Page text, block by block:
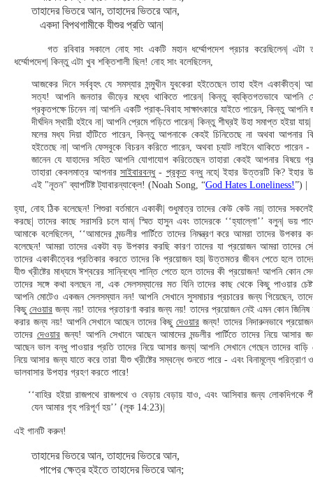
তাহাদের ভিতরে আন, তাহাদের ভিতরে আন,
একদা বিপথগামীকে যীশুর প্রতি আন|
গত রবিবার সকালে নোহ সাং একটি মহান ধর্ম্মোপদেশ প্রচার করেছিলেন| এটা
ধর্ম্মোপদেশ| কিন্তু এটা খুব শক্তিশালী ছিল! নোহ সাং বলেছিলেন,
আজকের দিনে সর্ববৃহৎ যে সমস্যার সন্মুখীন যুবকেরা হইতেছেন তাহা হইল একাকীত্ব|
সত্য! আপনি জনতার ভীড়ের মধ্যে থাকিতে পারেন| কিন্তু ব্যক্তিগতভাবে আপনি
প্রকৃতপক্ষে চিনেন না| আপনি একটি প্রাক্-বিবাহ সাক্ষাৎকারে যাইতে পারেন, কিন্তু আপনি
দীর্ঘদিন স্থায়ী হইবে না| আপনি প্রেমে পড়িতে পারেন| কিন্তু শীঘ্রই উহা সমাপ্ত হইয়া
মলের মধ্য দিয়া হাঁটিতে পারেন, কিন্তু আপনাকে কেহই চিনিতেছে না অথবা আপনার
হইতেছে না| আপনি ফেসবুকে বিচরন করিতে পারেন, অথবা চ্যাট লাইনে থাকিতে পারেন
জানেন যে যাহাদের সহিত আপনি যোগাযোগ করিতেছেন তাহারা কেহই আপনার বিষয়ে
তাহারা কেবলমাত্র আপনার সাইবারবন্ধু- প্রকৃতবন্ধু নহে| ইহার উত্তরটি কি? ইহার
এই "নূতন" ব্যাপটিষ্ট ট্যাবারন্যাক্লে! (Noah Song, “God Hates Loneliness!”) |
হ্যা, নোহ ঠিক বলেছেন! শিশুরা বর্তমানে একাকী| শুধুমাত্র তাদের কেউ কেউ নয়| তাদের
করছে| তাদের কাছে সরাসরি চলে যান| স্মিত হাসুন এবং তাদেরকে ‘‘হ্যাল্লো’’ বলুন| ভয়
আমাকে বলেছিলেন, ‘‘আমাদের মন্ডলীর পার্টিতে তাদের নিমন্ত্রণ করে আমরা তাদের উপকার
বলেছেন! আমরা তাদের একটা বড় উপকার করছি কারণ তাদের যা প্রয়োজন আমরা তাদের
তাদের একাকীত্বের প্রতিকার করতে তাদের কি প্রয়োজন হয়| উত্তমতর জীবন পেতে হলে
যীশু খ্রীষ্টের মাধ্যমে ঈশ্বরের সান্নিধ্যে শান্তি পেতে হলে তাদের কী প্রয়োজন! আপনি কোন
তাদের সঙ্গে কথা বলছেন না, এক সেলসম্যানের মত যিনি তাদের কাছ থেকে কিছু পাওয়ার
আপনি মোটেও একজন সেলসম্যান নন! আপনি সেখানে সুসমাচার প্রচারের জন্য গিয়েছেন,
কিছুনেওয়ার জন্য নয়! তাদের প্রতারণা করার জন্য নয়! তাদের প্রয়োজন নেই এমন কোন জিনিষ
করার জন্য নয়! আপনি সেখানে আছেন তাদের কিছু দেওয়ারজন্য! তাদের নিদারুনভাবে
তাদের দেওয়ার জন্য! আপনি সেখানে আছেন আমাদের মন্ডলীর পার্টিতে তাদের নিয়ে আসার
আছেন ভাল বন্ধু পাওয়ার প্রতি তাদের নিয়ে আসার জন্য| আপনি সেখানে গেছেন তাদের বাড়ি
নিয়ে আসার জন্য যাতে করে তারা যীশু খ্রীষ্টের সম্বন্ধে শুনতে পারে - এবং বিনামূল্যে
ভালবাসার উপহার গ্রহণ করতে পারে!
‘‘বাহির হইয়া রাজপথে রাজপথে ও বেড়ায় বেড়ায় যাও, এবং আসিবার জন্য লোকদিগকে
যেন আমার গৃহ পরিপূর্ণ হয়’’ (লূক 14:23)|
এই গানটি করুন!
তাহাদের ভিতরে আন, তাহাদের ভিতরে আন,
পাপের ক্ষেত্র হইতে তাহাদের ভিতরে আন;